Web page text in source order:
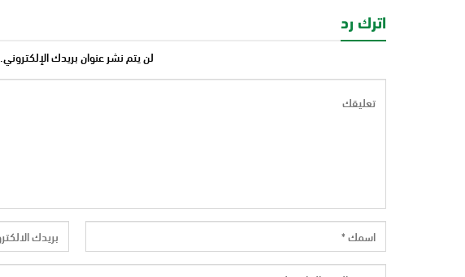
اترك رد
لن يتم نشر عنوان بريدك الإلكتروني.